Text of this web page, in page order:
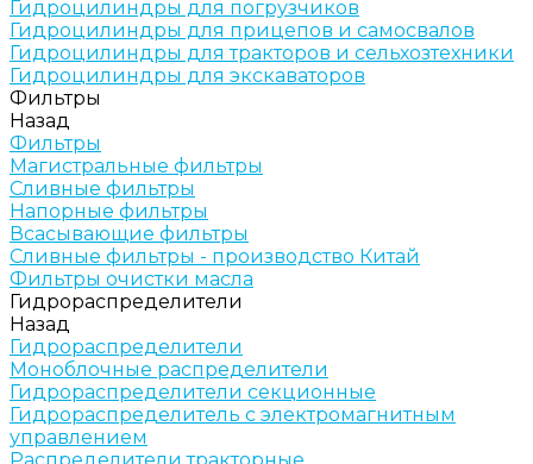
Гидроцилиндры для погрузчиков
Гидроцилиндры для прицепов и самосвалов
Гидроцилиндры для тракторов и сельхозтехники
Гидроцилиндры для экскаваторов
Фильтры
Назад
Фильтры
Магистральные фильтры
Сливные фильтры
Напорные фильтры
Всасывающие фильтры
Сливные фильтры - производство Китай
Фильтры очистки масла
Гидрораспределители
Назад
Гидрораспределители
Моноблочные распределители
Гидрораспределители секционные
Гидрораспределитель с электромагнитным
управлением